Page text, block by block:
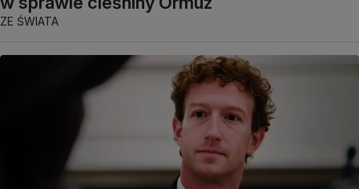
ZE ŚWIATA